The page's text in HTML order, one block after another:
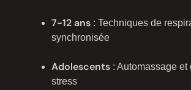
7-12 ans : Techniques de
synchronisée
Adolescents : Automassage et
stress